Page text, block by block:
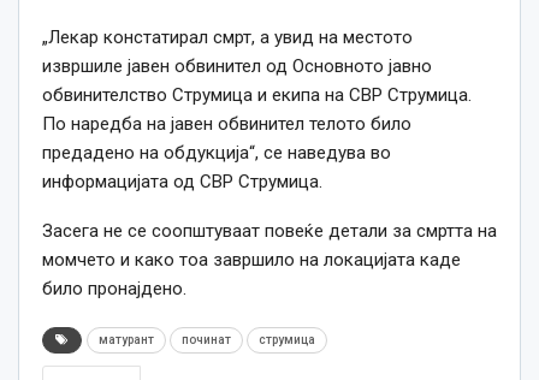
„Лекар констатирал смрт, а увид на местото
извршиле јавен обвинител од Основното јавно
обвинителство Струмица и екипа на СВР Струмица.
По наредба на јавен обвинител телото било
предадено на обдукција“, се наведува во
информацијата од СВР Струмица.
Засега не се соопштуваат повеќе детали за смртта на
момчето и како тоа завршило на локацијата каде
било пронајдено.
матурант починат струмица